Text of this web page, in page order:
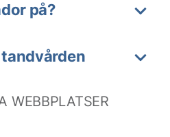
på?
WEBBPLATSER